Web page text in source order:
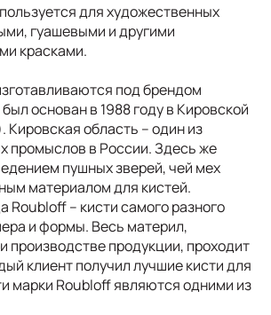
для художественных
гуашевыми и другими
красками.
под брендом
основан в 1988 году в Кировской
Кировская область – один из
промыслов в России. Здесь же
пушных зверей, чей мех
материалом для кистей.
Roubloff – кисти самого разного
и формы. Весь материл,
производстве продукции, проходит
клиент получил лучшие кисти для
марки Roubloff являются одними из